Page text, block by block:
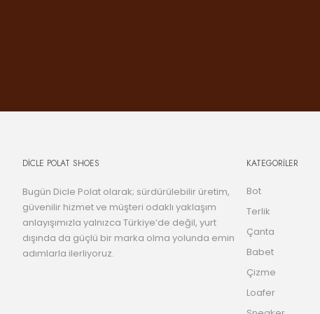
DİCLE POLAT SHOES
Bugün Dicle Polat olarak; sürdürülebilir üretim,
güvenilir hizmet ve müşteri odaklı yaklaşım
anlayışımızla yalnızca Türkiye’de değil, yurt
dışında da güçlü bir marka olma yolunda emin
adımlarla ilerliyoruz.
KATEGORİLER
Bot
Terlik
Çanta
Babet
Çizme
Loafer